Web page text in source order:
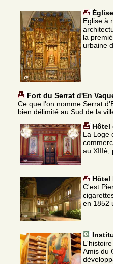
Eglise à
la
urbaine
Fort du Serrat d'En
Ce que l'on nomme Serrat
bien délimité au Sud de la
Hôtel
La Loge
au XIIIè,
Hôtel
C'est
en 1852
Amis du